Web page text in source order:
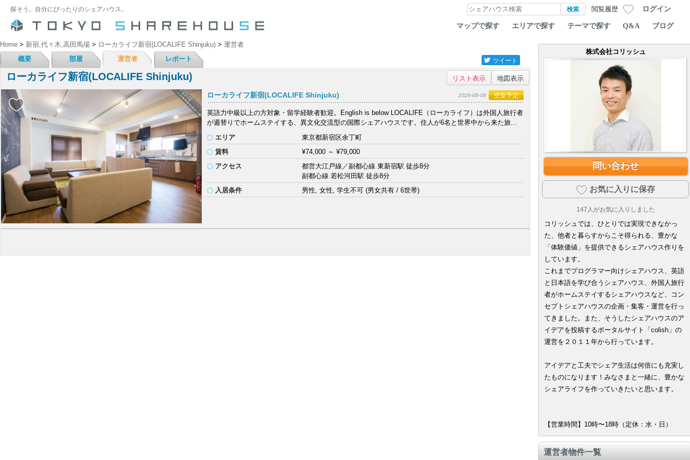
探そう。自分にぴったりのシェアハウス。 閲覧履歴 ログイン
マップで探す エリアで探す テーマで探す Q&A ブログ
Home > 新宿,代々木,高田馬場 > ローカライフ新宿(LOCALIFE Shinjuku) > 運営者
概要
部屋 運営者 レポート ツイート
ローカライフ新宿(LOCALIFE Shinjuku) リスト表示 地図表示
ローカライフ新宿(LOCALIFE Shinjuku) 2026-08-08 空室予定
英語力中級以上の方対象・留学経験者歓迎。English is below LOCALIFE（ローカライフ）は外国人旅行者
が週替りでホームステイする、異文化交流型の国際シェアハウスです。住人が6名と世界中から来た旅...
エリア
東京都新宿区余丁町
賃料
¥74,000 ～¥79,000
アクセス
都営大江戸線／副都心線 東新宿駅 徒歩8分
副都心線 若松河田駅 徒歩8分
入居条件
男性, 女性, 学生不可 (男女共有 / 6世帯)
株式会社コリッシュ
問い合わせ
お気に入りに保存
147 人がお気に入りしました
コリッシュでは、ひとりでは実現できなかっ
た、他者と暮らすからこそ得られる、豊かな
「体験価値」を提供できるシェアハウス作りを
しています。
これまでプログラマー向けシェアハウス、英語
と日本語を学び合うシェアハウス、外国人旅行
者がホームステイするシェアハウスなど、コン
セプトシェアハウスの企画・集客・運営を行っ
てきました。また、そうしたシェアハウスのア
イデアを投稿するポータルサイト「colish」の
運営を２０１１年から行っています。
アイデアと工夫でシェア生活は何倍にも充実し
たものになります！みなさまと一緒に、豊かな
シェアライフを作っていきたいと思います。
【営業時間】10時〜18時（定休：水・日）
運営者物件一覧